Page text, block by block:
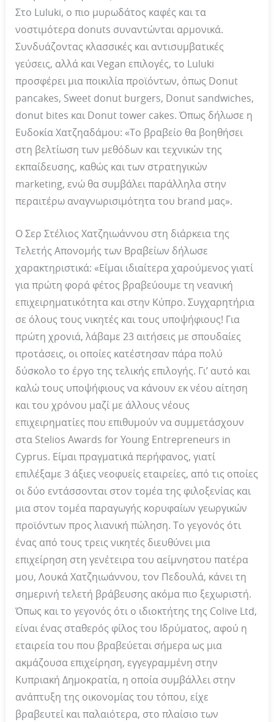
Στo Luluki, ο πιο μυρωδάτος καφές και τα
νοστιμότερα donuts συναντώνται αρμονικά.
Συνδυάζοντας κλασσικές και αντισυμβατικές
γεύσεις, αλλά και Vegan επιλογές, το Luluki
προσφέρει μια ποικιλία προϊόντων, όπως Donut
pancakes, Sweet donut burgers, Donut sandwiches,
donut bites και Donut tower cakes. Όπως δήλωσε η
Ευδοκία Χατζηαδάμου: «Το βραβείο θα βοηθήσει
στη βελτίωση των μεθόδων και τεχνικών της
εκπαίδευσης, καθώς και των στρατηγικών
marketing, ενώ θα συμβάλει παράλληλα στην
περαιτέρω αναγνωρισιμότητα του brand μας».
Ο Σερ Στέλιος Χατζηιωάννου στη διάρκεια της
Τελετής Απονομής των Βραβείων δήλωσε
χαρακτηριστικά: «Είμαι ιδιαίτερα χαρούμενος γιατί
για πρώτη φορά φέτος βραβεύουμε τη νεανική
επιχειρηματικότητα και στην Κύπρο. Συγχαρητήρια
σε όλους τους νικητές και τους υποψήφιους! Για
πρώτη χρονιά, λάβαμε 23 αιτήσεις με σπουδαίες
προτάσεις, οι οποίες κατέστησαν πάρα πολύ
δύσκολο το έργο της τελικής επιλογής. Γι’ αυτό και
καλώ τους υποψήφιoυς να κάνουν εκ νέου αίτηση
και του χρόνου μαζί με άλλους νέους
επιχειρηματίες που επιθυμούν να συμμετάσχουν
στα Stelios Awards for Young Entrepreneurs in
Cyprus. Είμαι πραγματικά περήφανος, γιατί
επιλέξαμε 3 άξιες νεοφυείς εταιρείες, από τις οποίες
οι δύο εντάσσονται στον τομέα της φιλοξενίας και
μια στον τομέα παραγωγής κορυφαίων γεωργικών
προϊόντων προς λιανική πώληση. Το γεγονός ότι
ένας από τους τρεις νικητές διευθύνει μια
επιχείρηση στη γενέτειρα του αείμνηστου πατέρα
μου, Λουκά Χατζηιωάννου, τον Πεδουλά, κάνει τη
σημερινή τελετή βράβευσης ακόμα πιο ξεχωριστή.
Όπως και το γεγονός ότι ο ιδιοκτήτης της Colive Ltd,
είναι ένας σταθερός φίλος του Ιδρύματος, αφού η
εταιρεία του που βραβεύεται σήμερα ως μια
ακμάζουσα επιχείρηση, εγγεγραμμένη στην
Κυπριακή Δημοκρατία, η οποία συμβάλλει στην
ανάπτυξη της οικονομίας του τόπου, είχε
βραβευτεί και παλαιότερα, στο πλαίσιο των